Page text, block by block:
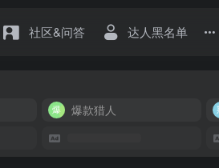
社区&问答 达人黑名单
爆款猎人